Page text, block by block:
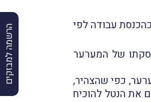
הרשמה למבזקים
עבודה לפי
של המערער
כפי שהצהיר,
את הנטל להוכיח